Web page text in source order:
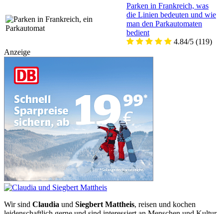
Parken in Frankreich, was
die Linien bedeuten und wie
man den Parkautomaten
bedient
4.84/5 (119)
Anzeige
Wir sind Claudia und Siegbert Mattheis, reisen und kochen